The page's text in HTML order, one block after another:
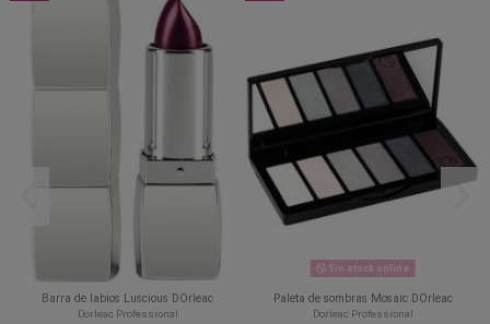
Barra de labios Luscious DOrleac
Dorleac Professional
Sin stock online
Paleta de sombras Mosaic DOrleac
Dorleac Professional